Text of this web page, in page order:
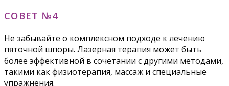
СОВЕТ №4
Не забывайте о комплексном подходе к лечению
пяточной шпоры. Лазерная терапия может быть
более эффективной в сочетании с другими методами,
такими как физиотерапия, массаж и специальные
упражнения.